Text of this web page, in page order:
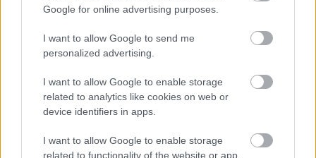
Google for online advertising purposes.
I want to allow Google to send me
personalized advertising.
I want to allow Google to enable storage
related to analytics like cookies on web or
device identifiers in apps.
I want to allow Google to enable storage
related to functionality of the website or app.
Tanulj németül otthonról: a digitális tanulás előnyei
Újraindulnak a korábban leállított szolgáltatások az
2026. augusztus 07|Eger ügye